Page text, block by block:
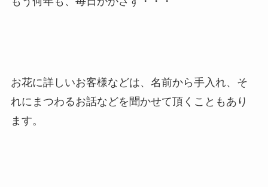
お花に詳しいお客様などは、名前から手入れ、そ
れにまつわるお話などを聞かせて頂くこともあり
ます。